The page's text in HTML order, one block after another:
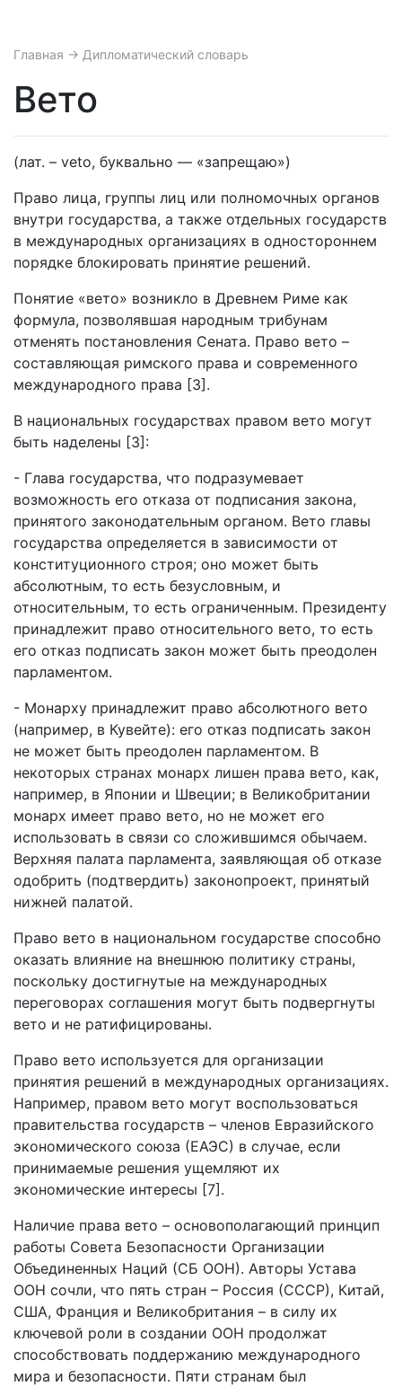
Главная → Дипломатический словарь
Вето
(лат. – veto, буквально — «запрещаю»)
Право лица, группы лиц или полномочных органов
внутри государства, а также отдельных государств
в международных организациях в одностороннем
порядке блокировать принятие решений.
Понятие «вето» возникло в Древнем Риме как
формула, позволявшая народным трибунам
отменять постановления Сената. Право вето –
составляющая римского права и современного
международного права [3].
В национальных государствах правом вето могут
быть наделены [3]:
- Глава государства, что подразумевает
возможность его отказа от подписания закона,
принятого законодательным органом. Вето главы
государства определяется в зависимости от
конституционного строя; оно может быть
абсолютным, то есть безусловным, и
относительным, то есть ограниченным. Президенту
принадлежит право относительного вето, то есть
его отказ подписать закон может быть преодолен
парламентом.
- Монарху принадлежит право абсолютного вето
(например, в Кувейте): его отказ подписать закон
не может быть преодолен парламентом. В
некоторых странах монарх лишен права вето, как,
например, в Японии и Швеции; в Великобритании
монарх имеет право вето, но не может его
использовать в связи со сложившимся обычаем.
Верхняя палата парламента, заявляющая об отказе
одобрить (подтвердить) законопроект, принятый
нижней палатой.
Право вето в национальном государстве способно
оказать влияние на внешнюю политику страны,
поскольку достигнутые на международных
переговорах соглашения могут быть подвергнуты
вето и не ратифицированы.
Право вето используется для организации
принятия решений в международных организациях.
Например, правом вето могут воспользоваться
правительства государств – членов Евразийского
экономического союза (ЕАЭС) в случае, если
принимаемые решения ущемляют их
экономические интересы [7].
Наличие права вето – основополагающий принцип
работы Совета Безопасности Организации
Объединенных Наций (СБ ООН). Авторы Устава
ООН сочли, что пять стран – Россия (СССР), Китай,
США, Франция и Великобритания – в силу их
ключевой роли в создании ООН продолжат
способствовать поддержанию международного
мира и безопасности. Пяти странам был